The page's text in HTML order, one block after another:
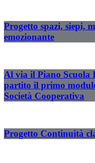
Progetto spazi, siepi,
emozionante
Al via il Piano Scuola
partito il primo
Società Cooperativa
Progetto Continuità